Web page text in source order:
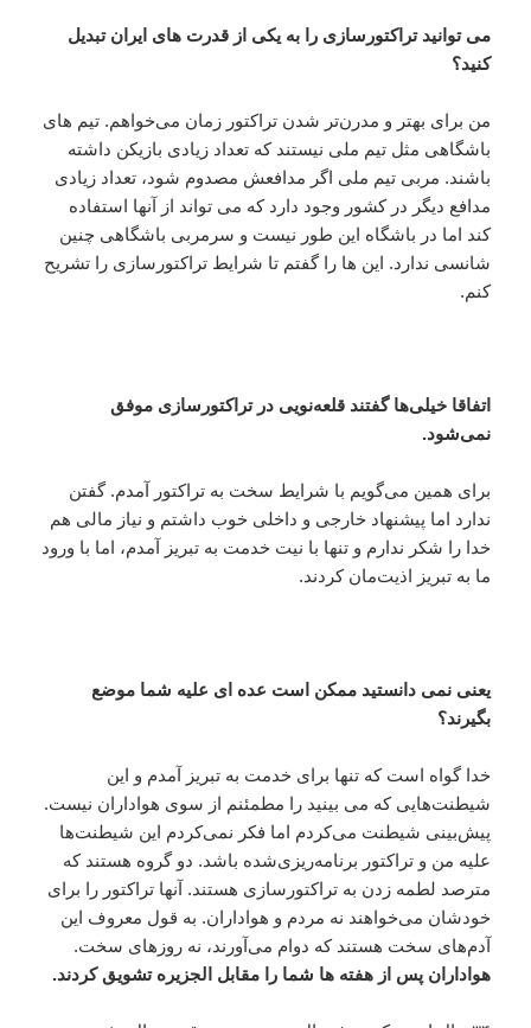
می توانید تراکتورسازی را به یکی از قدرت های ایران تبدیل
کنید؟
من برای بهتر و مدرن‌تر شدن تراکتور زمان می‌خواهم. تیم های
باشگاهی مثل تیم ملی نیستند که تعداد زیادی بازیکن داشته
باشند. مربی تیم ملی اگر مدافعش مصدوم شود، تعداد زیادی
مدافع دیگر در کشور وجود دارد که می تواند از آنها استفاده
کند اما در باشگاه این طور نیست و سرمربی باشگاهی چنین
شانسی ندارد. این ها را گفتم تا شرایط تراکتورسازی را تشریح
کنم.
اتفاقا خیلی‌ها گفتند قلعه‌نویی در تراکتورسازی موفق
نمی‌شود.
برای همین می‌گویم با شرایط سخت به تراکتور آمدم. گفتن
ندارد اما پیشنهاد خارجی و داخلی خوب داشتم و نیاز مالی هم
خدا را شکر ندارم و تنها با نیت خدمت به تبریز آمدم، اما با ورود
ما به تبریز اذیت‌مان کردند.
یعنی نمی دانستید ممکن است عده ای علیه شما موضع
بگیرند؟
خدا گواه است که تنها برای خدمت به تبریز آمدم و این
شیطنت‌هایی که می بینید را مطمئنم از سوی هواداران نیست.
پیش‌بینی شیطنت می‌کردم اما فکر نمی‌کردم این شیطنت‌ها
علیه من و تراکتور برنامه‌ریزی‌شده باشد. دو گروه هستند که
مترصد لطمه زدن به تراکتورسازی هستند. آنها تراکتور را برای
خودشان می‌خواهند نه مردم و هواداران. به قول معروف این
آدم‌های سخت هستند که دوام می‌‌آورند، نه روزهای سخت.
هواداران پس از هفته ها شما را مقابل الجزیره تشویق کردند.